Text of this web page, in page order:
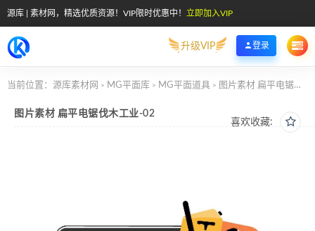
源库 | 素材网，精选优质资源！VIP限时优惠中！ 立即加入VIP
升级VIP 登录
当前位置： 源库素材网 > MG平面库 > MG平面道具 > 图片素材 扁平电锯伐木工业-02
喜欢收藏:
图片素材 扁平电锯伐木工业-02